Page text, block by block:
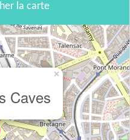
la carte
Caves
×